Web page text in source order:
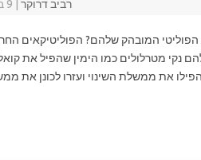
רביב דרוקר 9 ביוני 2025
הפוליטי המובהק שלהם? הפוליטיקאים
נקי מטרלולים כמו הימין שהפיל את
שהפילו את ממשלת השינוי ועזרו לכונן את